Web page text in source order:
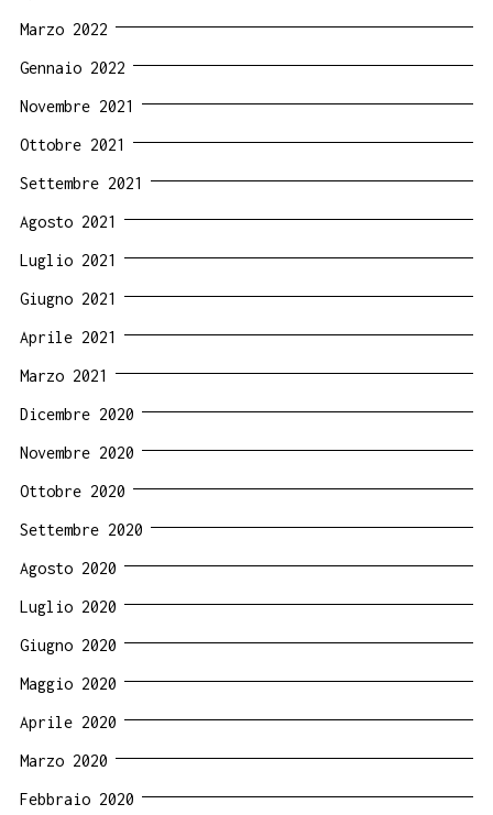
Marzo 2022
Gennaio 2022
Novembre 2021
Ottobre 2021
Settembre 2021
Agosto 2021
Luglio 2021
Giugno 2021
Aprile 2021
Marzo 2021
Dicembre 2020
Novembre 2020
Ottobre 2020
Settembre 2020
Agosto 2020
Luglio 2020
Giugno 2020
Maggio 2020
Aprile 2020
Marzo 2020
Febbraio 2020